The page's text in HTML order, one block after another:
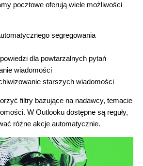
pocztowe oferują wiele możliwości
segregowania
dla powtarzalnych pytań
wiadomości
starszych wiadomości
filtry bazujące na nadawcy, temacie
W Outlooku dostępne są reguły,
różne akcje automatycznie.